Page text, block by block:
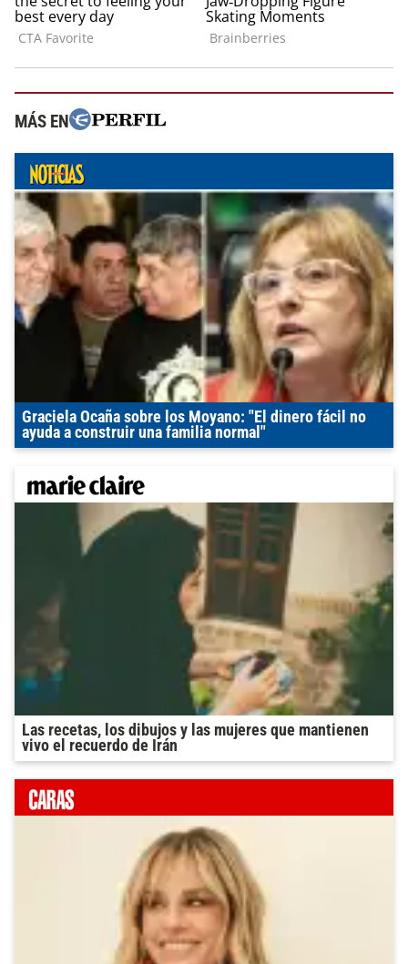
MÁS EN
Graciela Ocaña sobre los Moyano: "El dinero fácil no
ayuda a construir una familia normal"
Las recetas, los dibujos y las mujeres que mantienen
vivo el recuerdo de Irán